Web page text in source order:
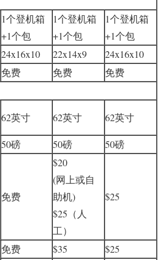
1个登机箱
+1个包
1个登机箱
+1个包
1个登机箱
+1个包
24x16x10 22x14x9
24x16x10
免费 免费 免费
62英寸 62英寸 62英寸
50磅 50磅 50磅
免费
$20
(网上或自
助机)
$25（人
工）
$25
免费 $35
$25